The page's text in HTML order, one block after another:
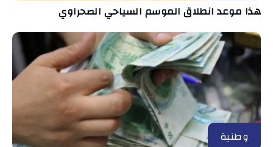
هذا موعد انطلاق الموسم السياحي الصحراوي
وطنية